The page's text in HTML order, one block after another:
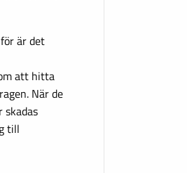
är det
att hitta
När de
skadas
till